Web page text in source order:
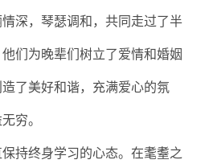
深，琴瑟调和，共同走过了半
们为晚辈们树立了爱情和婚姻
了美好和谐，充满爱心的氛
穷。
持终身学习的心态。在耄耋之